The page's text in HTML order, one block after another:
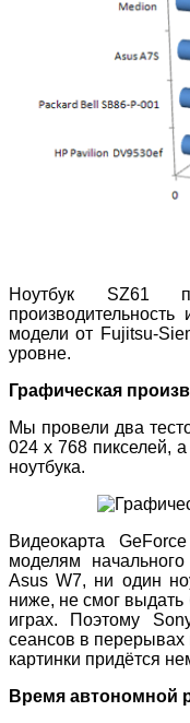
Ноутбук SZ61
модели от Fujitsu-
уровне.
Графическая
Мы провели два
024 x 768 пикселей,
ноутбука.
Видеокарта
моделям
Asus W7, ни один
ниже, не смог
играх. Поэтому
сеансов в перерывах
картинки придётся
Время автономной